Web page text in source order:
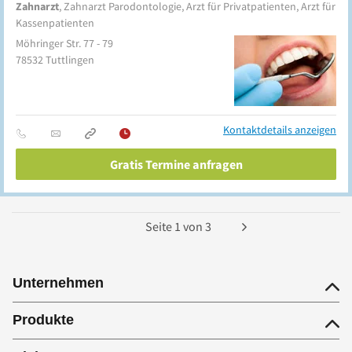
Zahnarzt, Zahnarzt Parodontologie, Arzt für Privatpatienten, Arzt für
Kassenpatienten
Möhringer Str. 77 - 79
78532Tuttlingen
Kontaktdetails anzeigen
Gratis Termine anfragen
Seite 1 von 3
Unternehmen
Produkte